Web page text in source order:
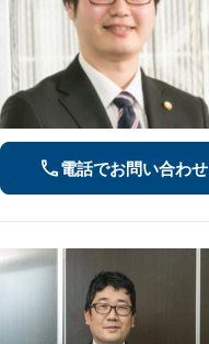
電話でお問い合わせ